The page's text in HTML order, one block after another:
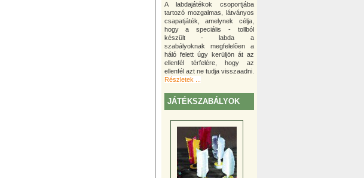
A labdajátékok csoportjába
tartozó mozgalmas, látványos
csapatjáték, amelynek célja,
hogy a speciális - tollból
készült - labda a
szabályoknak megfelelõen a
háló felett úgy kerüljön át az
ellenfél térfelére, hogy az
ellenfél azt ne tudja visszaadni.
Részletek ...
JÁTÉKSZABÁLYOK